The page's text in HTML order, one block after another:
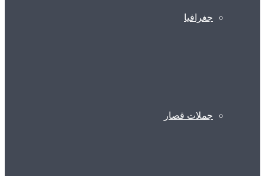
جغرافیا
جملات قصار